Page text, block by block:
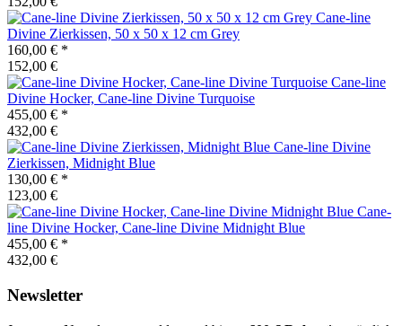
Cane-line
Divine Zierkissen, 50 x 50 x 12 cm Grey
160,00 € *
152,00 €
Cane-line
Divine Hocker, Cane-line Divine Turquoise
455,00 € *
432,00 €
Cane-line Divine
Zierkissen, Midnight Blue
130,00 € *
123,00 €
Cane-
line Divine Hocker, Cane-line Divine Midnight Blue
455,00 € *
432,00 €
Newsletter